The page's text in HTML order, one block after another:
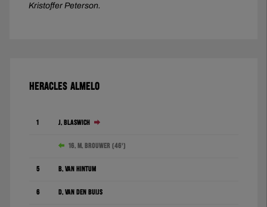
Kristoffer Peterson.
HERACLES ALMELO
1 J. Blaswich
16. M. Brouwer (46')
5 B. van Hintum
6 D. Van den Buijs